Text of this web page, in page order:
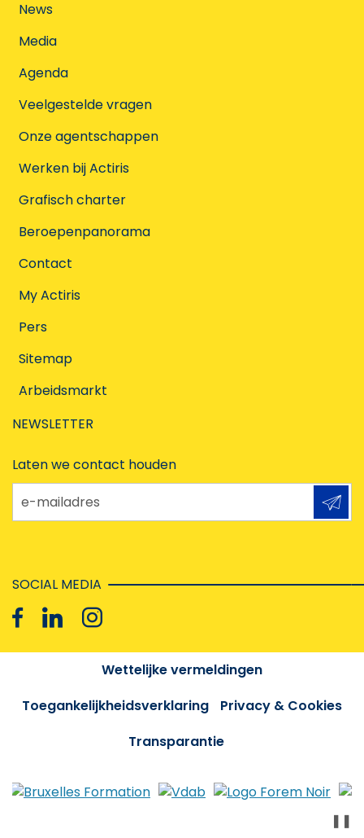
News
Media
Agenda
Veelgestelde vragen
Onze agentschappen
Werken bij Actiris
Grafisch charter
Beroepenpanorama
Contact
My Actiris
Pers
Sitemap
Arbeidsmarkt
NEWSLETTER
Laten we contact houden
e-mailadres
SOCIAL MEDIA
Wettelijke vermeldingen
Toegankelijkheidsverklaring
Privacy & Cookies
Transparantie
❚❚